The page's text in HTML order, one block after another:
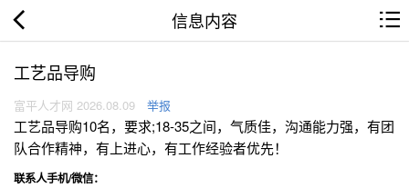
信息内容
工艺品导购
富平人才网 2026.08.09 举报
工艺品导购10名，要求;18-35之间，气质佳，沟通能力强，有团
队合作精神，有上进心，有工作经验者优先！
联系人手机/微信：